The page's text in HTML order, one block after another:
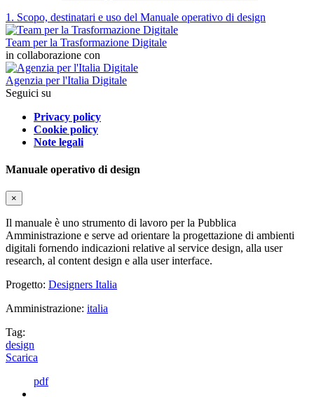
1. Scopo, destinatari e uso del Manuale operativo di design
Team per la Trasformazione Digitale
in collaborazione con
Agenzia per l'Italia Digitale
Seguici su
Privacy policy
Cookie policy
Note legali
Manuale operativo di design
×
Il manuale è uno strumento di lavoro per la Pubblica
Amministrazione e serve ad orientare la progettazione di ambienti
digitali fornendo indicazioni relative al service design, alla user
research, al content design e alla user interface.
Progetto: Designers Italia
Amministrazione: italia
Tag:
design
Scarica
pdf